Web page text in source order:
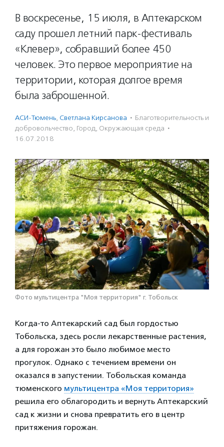
В воскресенье, 15 июля, в Аптекарском
саду прошел летний парк-фестиваль
«Клевер», собравший более 450
человек. Это первое мероприятие на
территории, которая долгое время
была заброшенной.
АСИ-Тюмень, Светлана Кирсанова · Благотвори­тель­ность и
доброволь­чест­во, Город, Окружающая среда ·
16.07.2018
Фото мультицентра "Моя территория" г. Тобольск
Когда-то Аптекарский сад был гордостью
Тобольска, здесь росли лекарственные растения,
а для горожан это было любимое место
прогулок. Однако с течением времени он
оказался в запустении. Тобольская команда
тюменского мультицентра «Моя территория»
решила его облагородить и вернуть Аптекарский
сад к жизни и снова превратить его в центр
притяжения горожан.